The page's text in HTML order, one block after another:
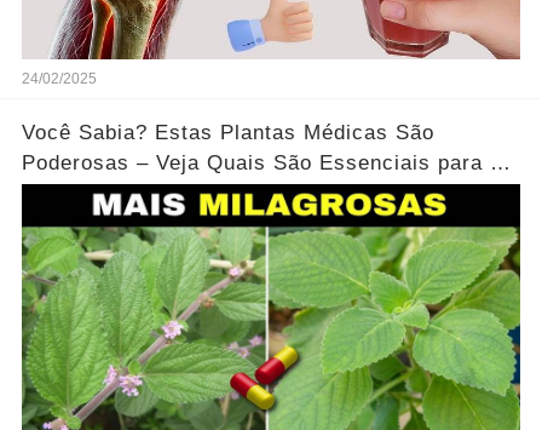
24/02/2025
Você Sabia? Estas Plantas Médicas São
Poderosas – Veja Quais São Essenciais para a
Sua Casa